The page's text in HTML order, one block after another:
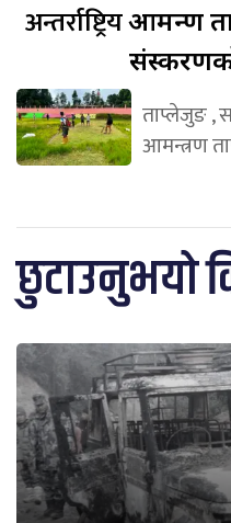
अन्तर्राष्ट्रियआमन्त्रण
संस्करणको
ताप्लेजुङ ,
आमन्त्रण
छुटाउनुभयो